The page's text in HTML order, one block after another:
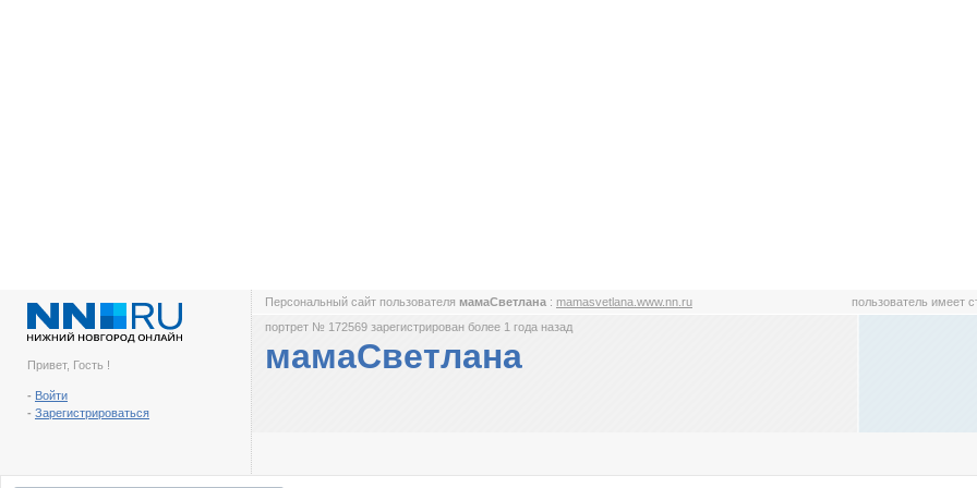
Привет, Гость !
- Войти
- Зарегистрироваться
Персональный сайт пользователя мамаСветлана : mamasvetlana.www.nn.ru пользователь имеет
портрет № 172569 зарегистрирован более 1 года назад
мамаСветлана